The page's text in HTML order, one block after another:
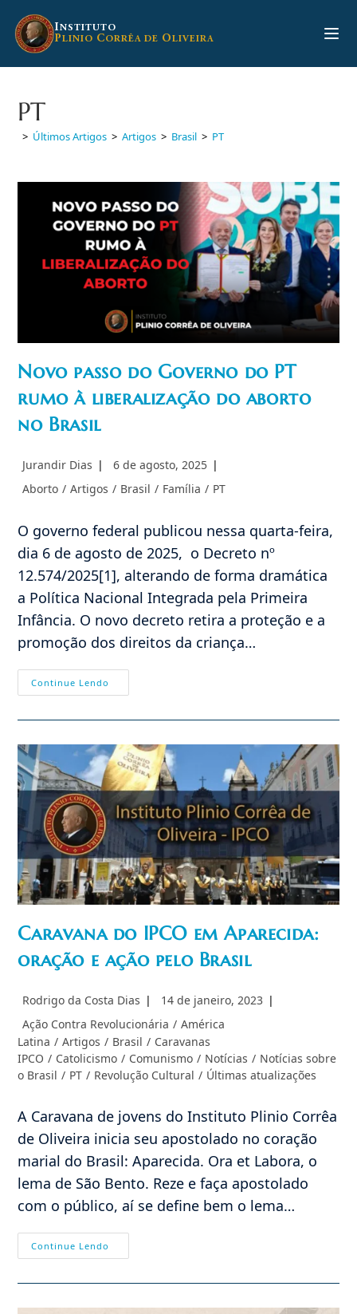
para
INSTITUTO
PLINIO CORRÊA DE OLIVEIRA
PT
> Últimos Artigos > Artigos > Brasil > PT
Novo passo do Governo do PT
rumo à liberalização do aborto
no Brasil
Autor
post:
Jurandir Dias
Post
6 de agosto, 2025
Categoria
Aborto / Artigos / Brasil / Família / PT
O governo federal publicou nessa quarta-feira,
dia 6 de agosto de 2025, o Decreto nº
12.574/2025[1], alterando de forma dramática
a Política Nacional Integrada pela Primeira
Infância. O novo decreto retira a proteção e a
promoção dos direitos da criança…
Continue Lendo
Passo
Rumo
À
Liberalização
Do
Aborto
No
Brasil
Caravana do IPCO em Aparecida:
oração e ação pelo Brasil
Autor
post:
Rodrigo da Costa Dias
Post
14 de janeiro, 2023
Categoria
do
post:
Ação Contra Revolucionária / América
Latina / Artigos / Brasil / Caravanas
IPCO / Catolicismo / Comunismo / Notícias / Notícias sobre
o Brasil / PT / Revolução Cultural / Últimas atualizações
A Caravana de jovens do Instituto Plinio Corrêa
de Oliveira inicia seu apostolado no coração
marial do Brasil: Aparecida. Ora et Labora, o
lema de São Bento. Reze e faça apostolado
com o público, aí se define bem o lema…
Continue Lendo
Do
Em